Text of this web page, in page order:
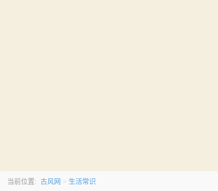
当前位置: 古风网 > 生活常识